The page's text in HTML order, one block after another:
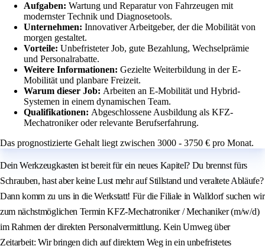
Aufgaben: Wartung und Reparatur von Fahrzeugen mit
modernster Technik und Diagnosetools.
Unternehmen: Innovativer Arbeitgeber, der die Mobilität von
morgen gestaltet.
Vorteile: Unbefristeter Job, gute Bezahlung, Wechselprämie
und Personalrabatte.
Weitere Informationen: Gezielte Weiterbildung in der E-
Mobilität und planbare Freizeit.
Warum dieser Job: Arbeiten an E-Mobilität und Hybrid-
Systemen in einem dynamischen Team.
Qualifikationen: Abgeschlossene Ausbildung als KFZ-
Mechatroniker oder relevante Berufserfahrung.
Das prognostizierte Gehalt liegt zwischen 3000 - 3750 € pro Monat.
Dein Werkzeugkasten ist bereit für ein neues Kapitel? Du brennst fürs
Schrauben, hast aber keine Lust mehr auf Stillstand und veraltete Abläufe?
Dann komm zu uns in die Werkstatt! Für die Filiale in Walldorf suchen wir
zum nächstmöglichen Termin KFZ-Mechatroniker / Mechaniker (m/w/d)
im Rahmen der direkten Personalvermittlung. Kein Umweg über
Zeitarbeit: Wir bringen dich auf direktem Weg in ein unbefristetes